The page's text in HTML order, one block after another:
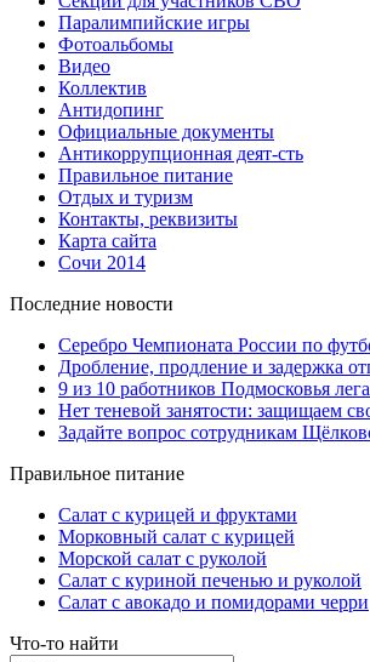
Паралимпийские игры
Фотоальбомы
Видео
Коллектив
Антидопинг
Официальные документы
Антикоррупционная деят-сть
Правильное питание
Отдых и туризм
Контакты, реквизиты
Карта сайта
Сочи 2014
Последние новости
Серебро Чемпионата России по
Дробление, продление и задержка
9 из 10 работников Подмосковья
Нет теневой занятости: защищаем
Задайте вопрос сотрудникам
Правильное питание
Салат с курицей и фруктами
Морковный салат с курицей
Морской салат с руколой
Салат с куриной печенью и руколой
Салат с авокадо и помидорами черри
Что-то найти